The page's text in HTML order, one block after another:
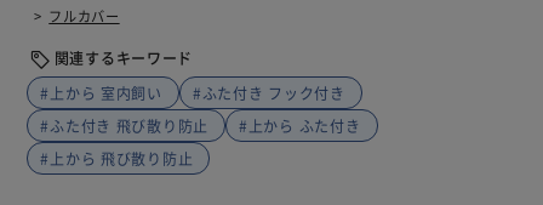
フルカバー
関連するキーワード
#上から 室内飼い
#ふた付き フック付き
#ふた付き 飛び散り防止
#上から ふた付き
#上から 飛び散り防止